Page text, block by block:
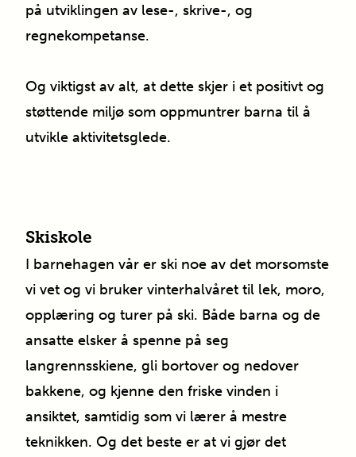
på utviklingen av lese-, skrive-, og
regnekompetanse.
Og viktigst av alt, at dette skjer i et positivt og
støttende miljø som oppmuntrer barna til å
utvikle aktivitetsglede.
Skiskole
I barnehagen vår er ski noe av det morsomste
vi vet og vi bruker vinterhalvåret til lek, moro,
opplæring og turer på ski. Både barna og de
ansatte elsker å spenne på seg
langrennsskiene, gli bortover og nedover
bakkene, og kjenne den friske vinden i
ansiktet, samtidig som vi lærer å mestre
teknikken. Og det beste er at vi gjør det